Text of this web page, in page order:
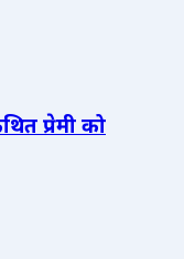
प्रेमी को